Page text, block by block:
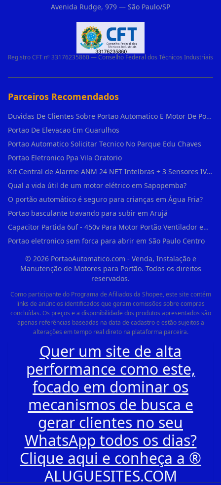
Avenida Rudge, 979 — São Paulo/SP
Registro CFT nº 33176235860 — Conselho Federal dos Técnicos Industriais
Parceiros Recomendados
Duvidas De Clientes Sobre Portao Automatico E Motor De Portao Motor De Portao Suspenso
Portao De Elevacao Em Guarulhos
Portao Automatico Solicitar Tecnico No Parque Edu Chaves
Portao Eletronico Ppa Vila Oratorio
Kit Central de Alarme ANM 24 NET Intelbras + 3 Sensores IVP 3000 CF + Bateria + em Vila Jacuí
Qual a vida útil de um motor elétrico em Sapopemba?
O portão automático é seguro para crianças em Água Fria?
Portao basculante travando para subir em Arujá
Capacitor Partida 6uf - 450v Para Motor Portão Ventilador em Vila Madalena
Portao eletronico sem forca para abrir em São Paulo Centro
© 2026PortaoAutomatico.com - Venda, Instalação e
Manutenção de Motores para Portão. Todos os direitos
reservados.
Como participante do Programa de Afiliados da Shopee, este site contém
links de anúncios identificados que geram comissões sobre compras
concluídas. Os preços e a disponibilidade dos produtos apresentados são
apenas referências baseadas na data de cadastro e estão sujeitos a
alterações em tempo real direto na plataforma parceira.
Quer um site de alta
performance como este,
focado em dominar os
mecanismos de busca e
gerar clientes no seu
WhatsApp todos os dias?
Clique aqui e conheça a ®
ALUGUESITES.COM